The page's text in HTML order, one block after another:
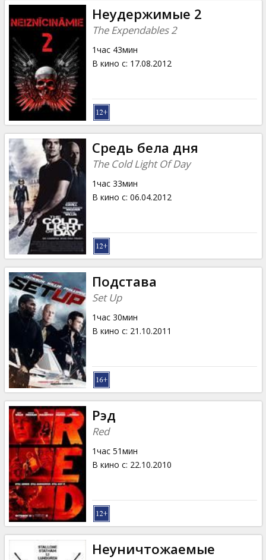
Неудержимые 2
The Expendables 2
1час 43мин
В кино с: 17.08.2012
Средь бела дня
The Cold Light Of Day
1час 33мин
В кино с: 06.04.2012
Подстава
Set Up
1час 30мин
В кино с: 21.10.2011
Рэд
Red
1час 51мин
В кино с: 22.10.2010
Неуничтожаемые